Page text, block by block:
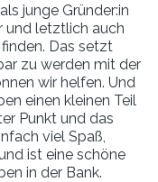
junge Gründer:in
und letztlich auch
Das setzt
zu werden mit der
wir helfen. Und
einen kleinen Teil
Punkt und das
viel Spaß,
ist eine schöne
in der Bank.